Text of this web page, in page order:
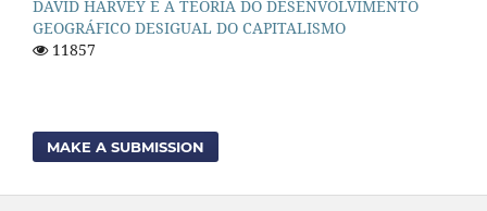
DAVID HARVEY E A TEORIA DO DESENVOLVIMENTO
GEOGRÁFICO DESIGUAL DO CAPITALISMO
11857
MAKE A SUBMISSION